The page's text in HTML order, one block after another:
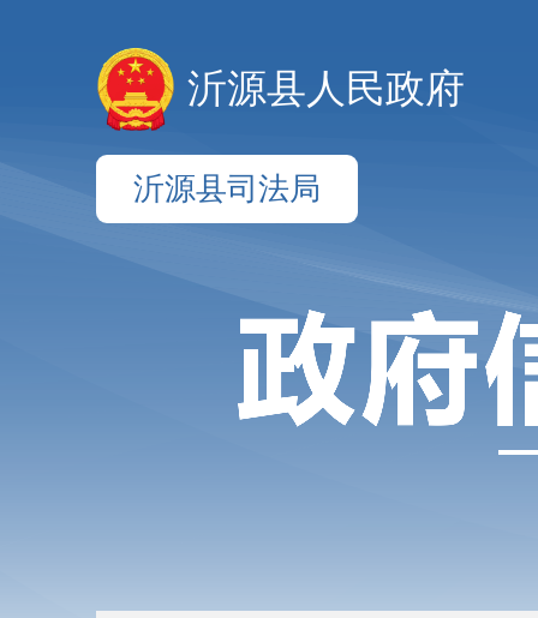
沂源县人民政府
沂源县司法局